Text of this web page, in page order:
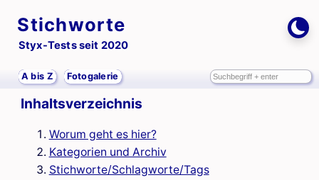
Stichworte
Styx-Tests seit 2020
A bis Z Fotogalerie
Inhaltsverzeichnis
Worum geht es hier?
Kategorien und Archiv
Stichworte/Schlagworte/Tags